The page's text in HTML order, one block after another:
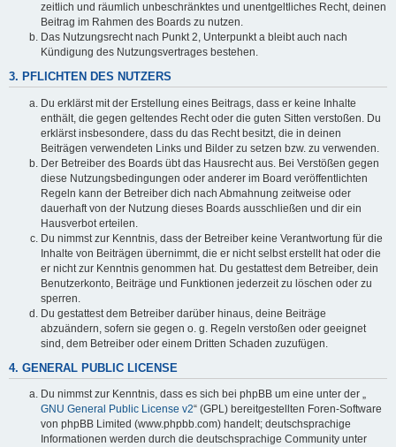
zeitlich und räumlich unbeschränktes und unentgeltliches Recht, deinen
Beitrag im Rahmen des Boards zu nutzen.
Das Nutzungsrecht nach Punkt 2, Unterpunkt a bleibt auch nach
Kündigung des Nutzungsvertrages bestehen.
3. PFLICHTEN DES NUTZERS
Du erklärst mit der Erstellung eines Beitrags, dass er keine Inhalte
enthält, die gegen geltendes Recht oder die guten Sitten verstoßen. Du
erklärst insbesondere, dass du das Recht besitzt, die in deinen
Beiträgen verwendeten Links und Bilder zu setzen bzw. zu verwenden.
Der Betreiber des Boards übt das Hausrecht aus. Bei Verstößen gegen
diese Nutzungsbedingungen oder anderer im Board veröffentlichten
Regeln kann der Betreiber dich nach Abmahnung zeitweise oder
dauerhaft von der Nutzung dieses Boards ausschließen und dir ein
Hausverbot erteilen.
Du nimmst zur Kenntnis, dass der Betreiber keine Verantwortung für die
Inhalte von Beiträgen übernimmt, die er nicht selbst erstellt hat oder die
er nicht zur Kenntnis genommen hat. Du gestattest dem Betreiber, dein
Benutzerkonto, Beiträge und Funktionen jederzeit zu löschen oder zu
sperren.
Du gestattest dem Betreiber darüber hinaus, deine Beiträge
abzuändern, sofern sie gegen o. g. Regeln verstoßen oder geeignet
sind, dem Betreiber oder einem Dritten Schaden zuzufügen.
4. GENERAL PUBLIC LICENSE
Du nimmst zur Kenntnis, dass es sich bei phpBB um eine unter der „
GNU General Public License v2“ (GPL) bereitgestellten Foren-Software
von phpBB Limited (www.phpbb.com) handelt; deutschsprachige
Informationen werden durch die deutschsprachige Community unter